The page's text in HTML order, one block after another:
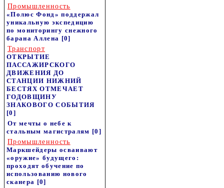
Промышленность
«Полюс Фонд» поддержал
уникальную экспедицию
по мониторингу снежного
барана Аллена [0]
Транспорт
ОТКРЫТИЕ
ПАССАЖИРСКОГО
ДВИЖЕНИЯ ДО
СТАНЦИИ НИЖНИЙ
БЕСТЯХ ОТМЕЧАЕТ
ГОДОВЩИНУ
ЗНАКОВОГО СОБЫТИЯ
[0]
От мечты о небе к
стальным магистралям [0]
Промышленность
Маркшейдеры осваивают
«оружие» будущего:
проходят обучение по
использованию нового
сканера [0]